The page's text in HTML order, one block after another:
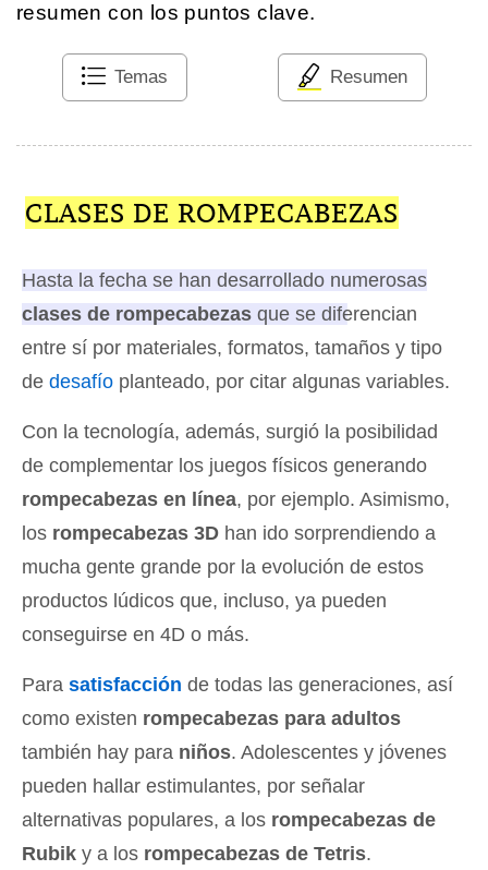
resumen con los puntos clave.
Temas Resumen
CLASES DE ROMPECABEZAS
Hasta la fecha se han desarrollado numerosas
clases de rompecabezas que se diferencian
entre sí por materiales, formatos, tamaños y tipo
de desafío planteado, por citar algunas variables.
Con la tecnología, además, surgió la posibilidad
de complementar los juegos físicos generando
rompecabezas en línea, por ejemplo. Asimismo,
los rompecabezas 3D han ido sorprendiendo a
mucha gente grande por la evolución de estos
productos lúdicos que, incluso, ya pueden
conseguirse en 4D o más.
Para satisfacción de todas las generaciones, así
como existen rompecabezas para adultos
también hay para niños. Adolescentes y jóvenes
pueden hallar estimulantes, por señalar
alternativas populares, a los rompecabezas de
Rubik y a los rompecabezas de Tetris.